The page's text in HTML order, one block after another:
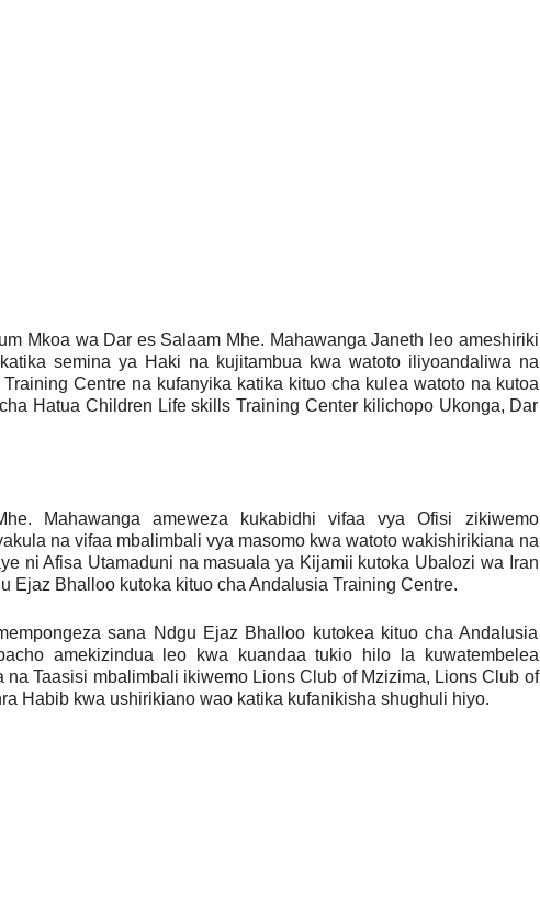
Mkoa wa Dar es Salaam Mhe. Mahawanga Janeth leo ameshiriki
semina ya Haki na kujitambua kwa watoto iliyoandaliwa na
Centre na kufanyika katika kituo cha kulea watoto na kutoa
Hatua Children Life skills Training Center kilichopo Ukonga, Dar
Mahawanga ameweza kukabidhi vifaa vya Ofisi zikiwemo
na vifaa mbalimbali vya masomo kwa watoto wakishirikiana na
ni Afisa Utamaduni na masuala ya Kijamii kutoka Ubalozi wa Iran
Ejaz Bhalloo kutoka kituo cha Andalusia Training Centre.
sana Ndgu Ejaz Bhalloo kutokea kituo cha Andalusia
amekizindua leo kwa kuandaa tukio hilo la kuwatembelea
na Taasisi mbalimbali ikiwemo Lions Club of Mzizima, Lions Club of
Habib kwa ushirikiano wao katika kufanikisha shughuli hiyo.